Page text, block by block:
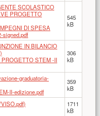
DI SPESA
signed.pdf
545
kB
STEM -II
306
kB
II-edizione.pdf
359
kB
1711
kB